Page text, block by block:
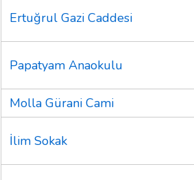
Ertuğrul Gazi Caddesi
Papatyam Anaokulu
Molla Gürani Cami
İlim Sokak